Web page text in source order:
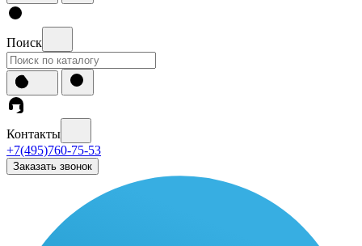
Поиск
Контакты
+7(495)760-75-53
Заказать звонок